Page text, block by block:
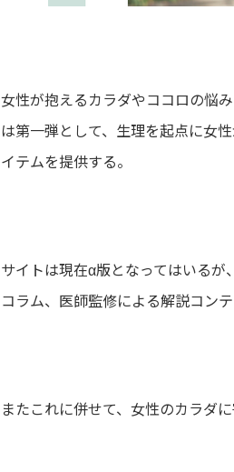
女性が抱えるカラダやココロの悩
は第一弾として、生理を起点に女
イテムを提供する。
サイトは現在α版となってはいるが
コラム、医師監修による解説コン
またこれに併せて、女性のカラダ